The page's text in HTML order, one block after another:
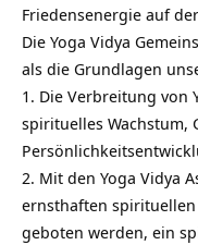
Friedensenergie auf
Die Yoga Vidya
als die Grundlagen
1. Die Verbreitung von
spirituelles Wachstum,
2. Mit den Yoga Vidya
ernsthaften spirituellen
geboten werden, ein